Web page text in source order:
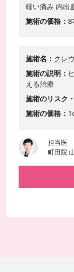
軽い痛み 内出
施術の価格
8
施術名
クレ
施術の説明
える治療
施術のリスク
施術の価格
担当医
町田院